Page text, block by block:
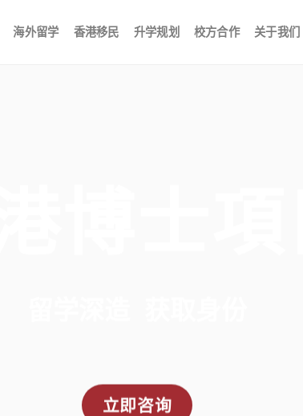
海外留学 香港移民 升学规划 校方合作 关于我们
立即咨询